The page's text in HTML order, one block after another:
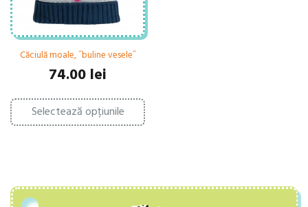
Căciulă moale, ˝buline vesele˝
74.00 lei
Selectează opțiunile
Acest
produs
are
pot